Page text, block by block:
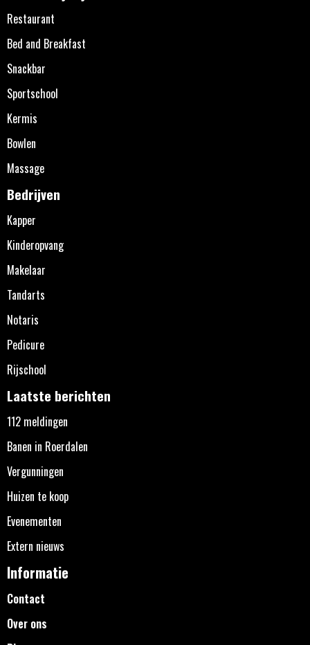
Restaurant
Bed and Breakfast
Snackbar
Sportschool
Kermis
Bowlen
Massage
Bedrijven
Kapper
Kinderopvang
Makelaar
Tandarts
Notaris
Pedicure
Rijschool
Laatste berichten
112 meldingen
Banen in Roerdalen
Vergunningen
Huizen te koop
Evenementen
Extern nieuws
Informatie
Contact
Over ons